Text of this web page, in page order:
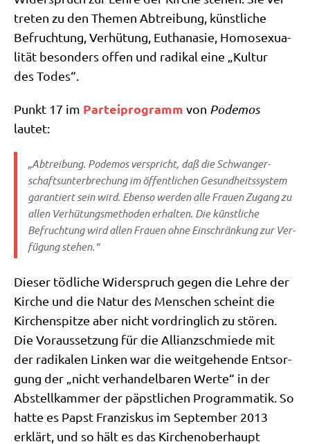
tre­ten zu den The­men Abtrei­bung, künst­li­che
Befruch­tung, Ver­hü­tung, Eutha­na­sie, Homo­se­xua­
li­tät beson­ders offen und radi­kal eine „Kul­tur
des Todes“.
Punkt 17 im Par­tei­pro­gramm von Pode­mos
lautet:
„Abtrei­bung. Pode­mos ver­spricht, daß die Schwan­ger­
schafts­un­ter­bre­chung im öffent­li­chen Gesund­heits­sy­stem
garan­tiert sein wird. Eben­so wer­den alle Frau­en Zugang zu
allen Ver­hü­tungs­me­tho­den erhal­ten. Die künst­li­che
Befruch­tung wird allen Frau­en ohne Ein­schrän­kung zur Ver­
fü­gung stehen.“
Die­ser töd­li­che Wider­spruch gegen die Leh­re der
Kir­che und die Natur des Men­schen scheint die
Kir­chen­spit­ze aber nicht vor­dring­lich zu stö­ren.
Die Vor­aus­set­zung für die Alli­anz­schmie­de mit
der radi­ka­len Lin­ken war die weit­ge­hen­de Ent­sor­
gung der „nicht ver­han­del­ba­ren Wer­te“ in der
Abstell­kam­mer der päpst­li­chen Pro­gram­ma­tik. So
hat­te es Papst Fran­zis­kus im Sep­tem­ber 2013
erklärt, und so hält es das Kir­chen­ober­haupt